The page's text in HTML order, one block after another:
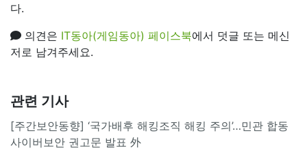
다.
의견은 IT동아(게임동아) 페이스북에서 덧글 또는 메신
저로 남겨주세요.
관련 기사
[주간보안동향] ‘국가배후 해킹조직 해킹 주의’…민관 합동
사이버보안 권고문 발표 外